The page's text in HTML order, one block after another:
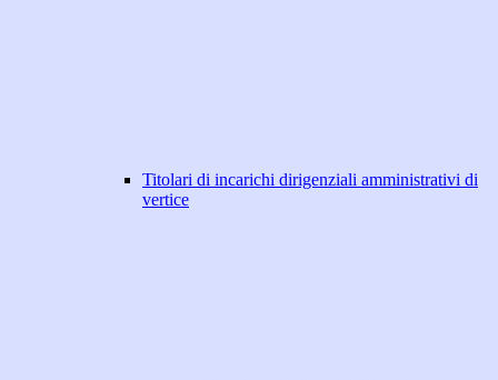
Titolari di incarichi dirigenziali amministrativi di
vertice